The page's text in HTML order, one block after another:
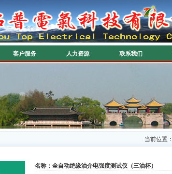
客户服务 人力资源 联系我们
当前位置：
名称：全自动绝缘油介电强度测试仪（三油杯）